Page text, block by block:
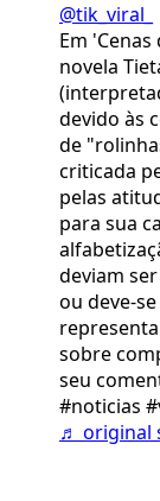
@tik_viral_
Em
novela
devido às
de
criticada
pelas
para sua
deviam
ou deve-
sobre
seu
#noticias
♬ original